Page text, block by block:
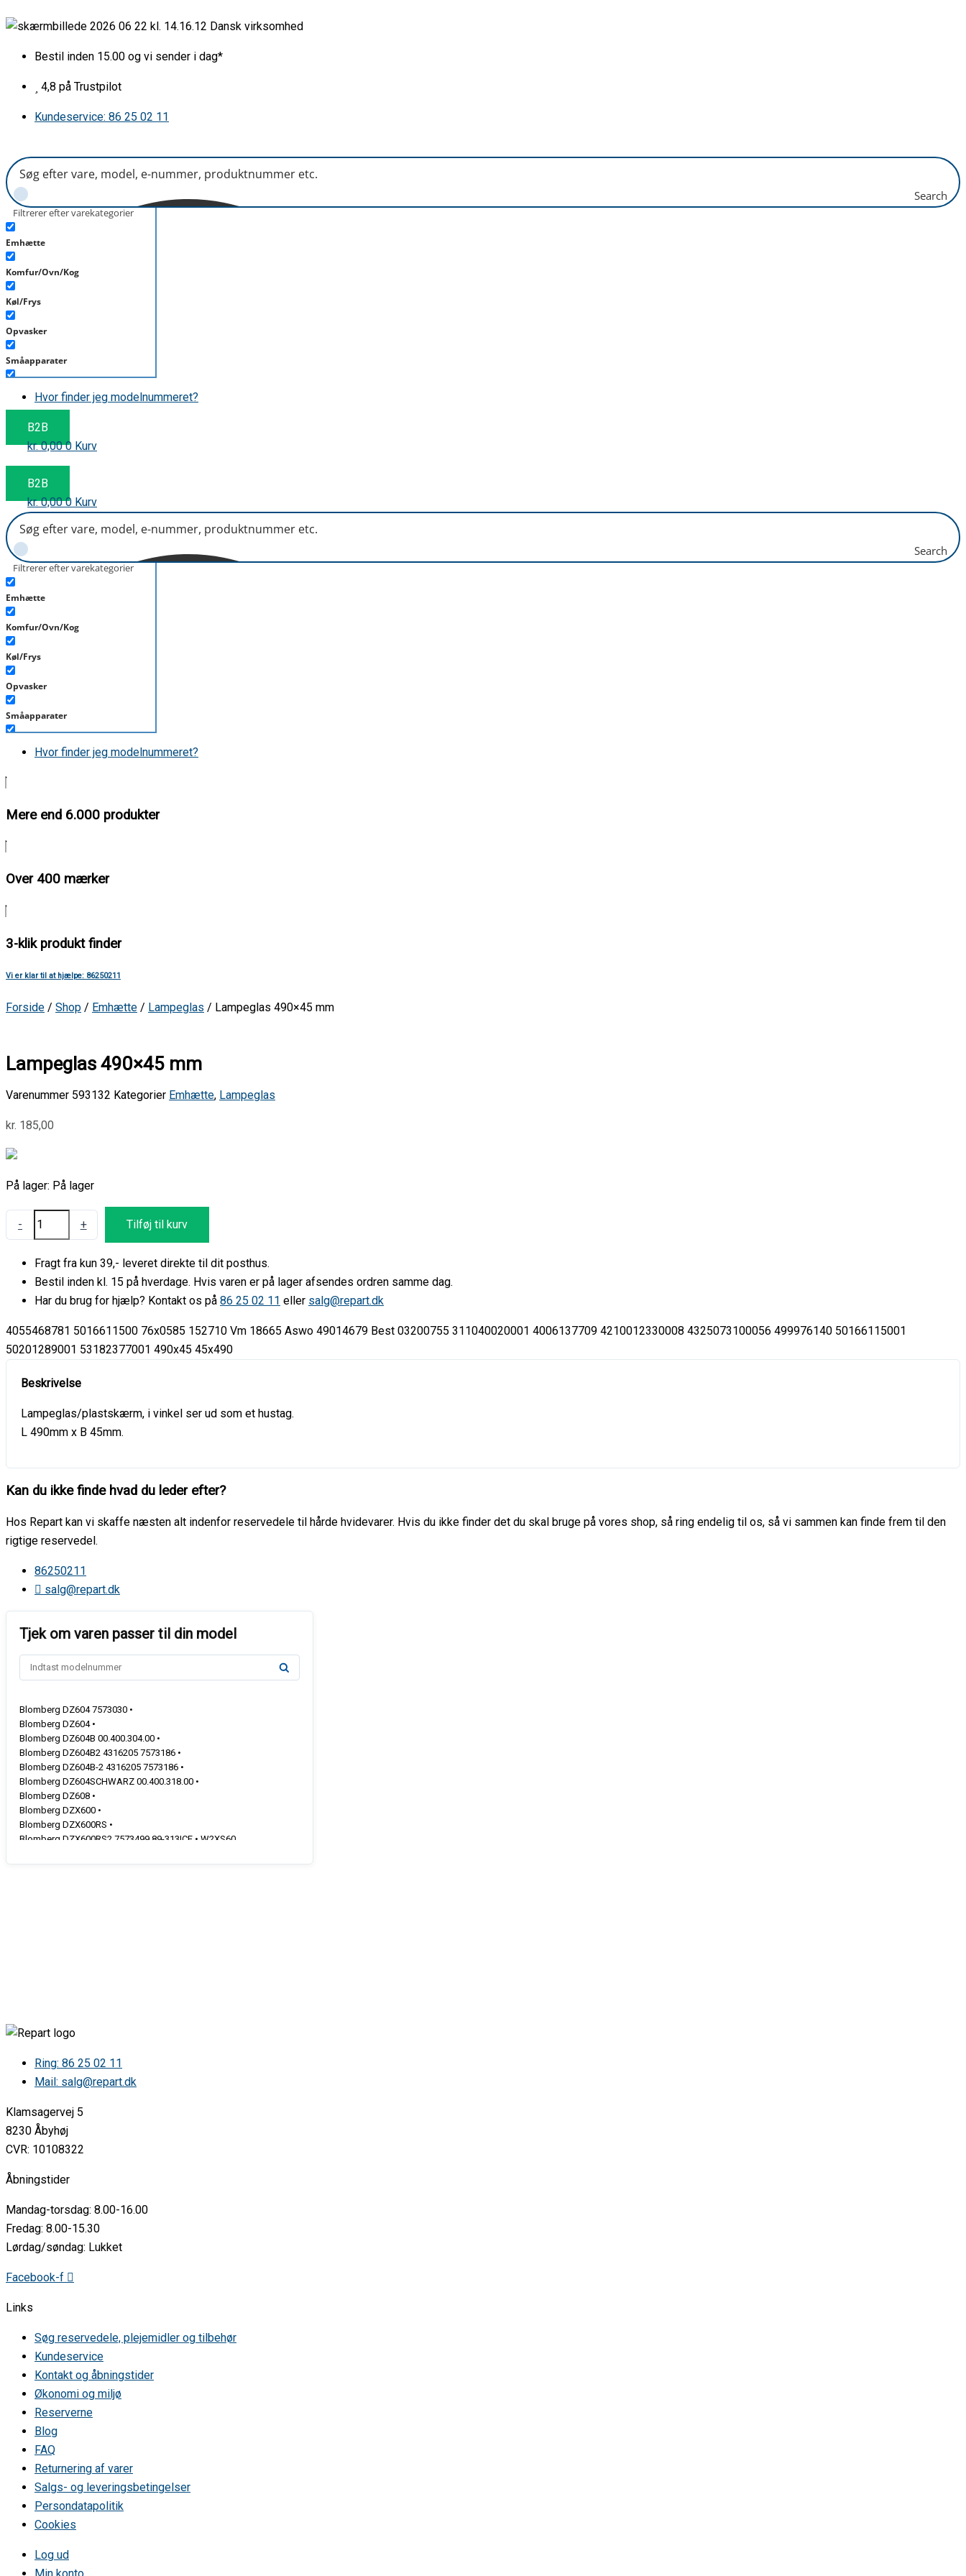
til
Dansk virksomhed
Bestil inden 15.00 og vi sender i dag*
4,8 på Trustpilot
Kundeservice: 86 25 02 11
Search
Filtrerer efter varekategorier
Emhætte
Komfur/Ovn/Kog
Køl/Frys
Opvasker
Småapparater
Støvsuger
Tilbehør/Plejemidler
Vaskemaskine
Hvor finder jeg modelnummeret?
B2B
kr.0,00 0 Kurv
B2B
kr.0,00 0 Kurv
Search
Filtrerer efter varekategorier
Emhætte
Komfur/Ovn/Kog
Køl/Frys
Opvasker
Småapparater
Støvsuger
Tørretumbler
Hvor finder jeg modelnummeret?
Mere end 6.000 produkter
Over 400 mærker
3-klik produkt finder
Vi er klar til at hjælpe: 86250211
Forside / Shop / Emhætte / Lampeglas / Lampeglas 490×45 mm
Lampeglas 490×45 mm
Varenummer 593132 Kategorier Emhætte, Lampeglas
kr. 185,00
På lager: På lager
-
490x45
+ Tilføj til kurv
Fragt fra kun 39,- leveret direkte til dit posthus.
Bestil inden kl. 15 på hverdage. Hvis varen er på lager afsendes ordren samme dag.
Har du brug for hjælp? Kontakt os på 86 25 02 11 eller salg@repart.dk
4055468781 5016611500 76x0585 152710 Vm 18665 Aswo 49014679 Best 03200755 311040020001 4006137709 4210012330008 4325073100056 499976140 50166115001
50201289001 53182377001 490x45 45x490
Lampeglas/plastskærm, i vinkel ser ud som et hustag.
L 490mm x B 45mm.
Kan du ikke finde hvad du leder efter?
Hos Repart kan vi skaffe næsten alt indenfor reservedele til hårde hvidevarer. Hvis du ikke finder det du skal bruge på vores shop, så ring endelig til os, så vi sammen kan finde frem til den
rigtige reservedel.
86250211
salg@repart.dk
Blomberg DZ604 7573030 •
Blomberg DZ604 •
Blomberg DZ604B 00.400.304.00 •
Blomberg DZ604B2 4316205 7573186 •
Blomberg DZ604B-2 4316205 7573186 •
Blomberg DZ604SCHWARZ 00.400.318.00 •
Blomberg DZ608 •
Blomberg DZX600 •
Blomberg DZX600RS •
Blomberg DZX600RS2 7573499 89-313ICE • W2XS60
Blomberg UE614 •
Brandt DZ612WN DZ612WN1 •
Brandt W260DZX60 7573502 313ICE •
Brandt W2A60D 7573186 313ILS •
Brandt W2XS60DZX600 7573603 313ICE •
Brandt W2XSA60 7573187 313ILS •
REX RC606BE 942090137 0 0 •
REX RC606ME 942090136 0 0 •
Thermor HI6716B 266 HI6716B1 •
Thermor HI6716N 267 HI6716N1 •
VOSS VHC660-1 942270240 0 0 •
VOSS VHM610-1 942270120 0 0 •
VOSS VHM610-9 942270130 0 0 •
VOSS VHM910-1 942270140 0 0 •
ZANKER D60LSBA ZKP000051 0 0 •
ZANUSSI ZTW620 942114210 0 0 •
Ring: 86 25 02 11
Mail: salg@repart.dk
Klamsagervej 5
8230 Åbyhøj
CVR: 10108322
Åbningstider
Mandag-torsdag: 8.00-16.00
Fredag: 8.00-15.30
Lørdag/søndag: Lukket
Facebook-f
Links
Søg reservedele, plejemidler og tilbehør
Kundeservice
Kontakt og åbningstider
Økonomi og miljø
Reserverne
Blog
FAQ
Returnering af varer
Salgs- og leveringsbetingelser
Persondatapolitik
Cookies
Log ud